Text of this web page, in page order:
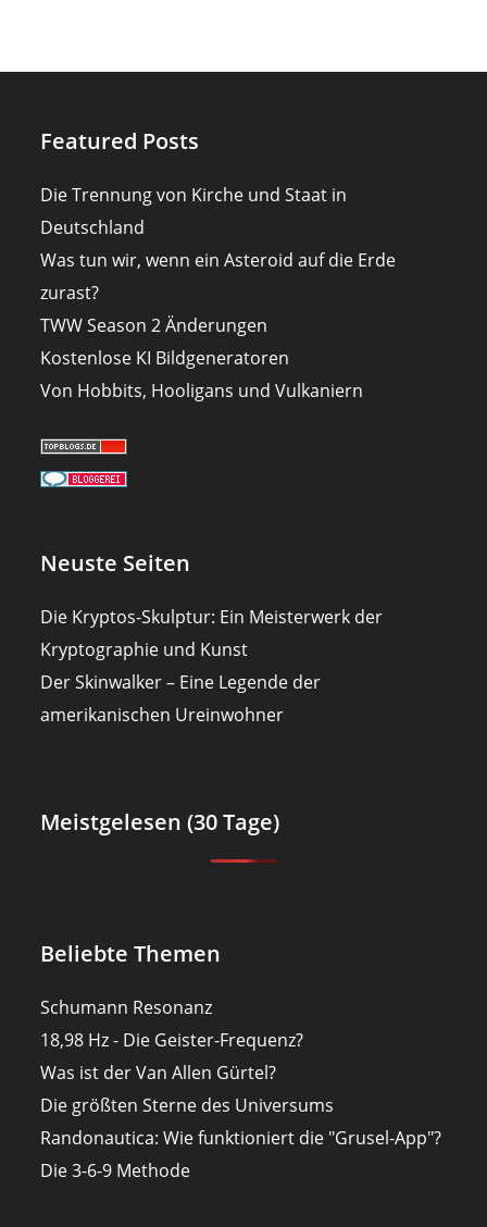
Featured Posts
Die Trennung von Kirche und Staat in
Deutschland
Was tun wir, wenn ein Asteroid auf die Erde
zurast?
TWW Season 2 Änderungen
Kostenlose KI Bildgeneratoren
Von Hobbits, Hooligans und Vulkaniern
Neuste Seiten
Die Kryptos-Skulptur: Ein Meisterwerk der
Kryptographie und Kunst
Der Skinwalker – Eine Legende der
amerikanischen Ureinwohner
Meistgelesen (30 Tage)
Beliebte Themen
Schumann Resonanz
18,98 Hz - Die Geister-Frequenz?
Was ist der Van Allen Gürtel?
Die größten Sterne des Universums
Randonautica: Wie funktioniert die "Grusel-App"?
Die 3-6-9 Methode